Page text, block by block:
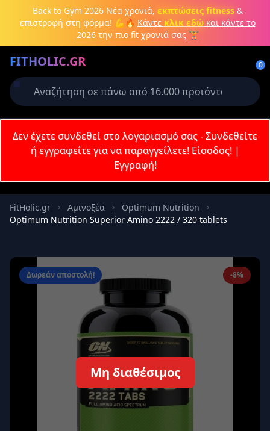
Μετάβαση στο κύριο περιεχόμενο
Back to Gym 2026Νέα χρονιά, εκπτώσεις fitness&
επιστροφή στη φόρμα! 💪🔥 Κάντε κλικ εδώκαι κάντε το
2026 την πιο fit χρονιά σας 🏋️
FITHOLIC.GR 0
Πρωτεΐνες Pre-Workout Aμινοξέα Καύση λίπους
Δεν έχετε συνδεθεί στο λογαριασμό σας - Συνδεθείτε
ή εγγραφείτε για να παραγγείλετε! Είσοδος!|
Εγγραφή!
FitHolic.gr Aμινοξέα
Optimum Nutrition
Optimum Nutrition Superior Amino 2222 / 320 tablets
Δωρεάν αποστολή! -8%
Μη διαθέσιμος
Δημιουργήστε λογαριασμό ή
Απαιτείται για την ολοκλήρωση της
παραγγελίας σας
Σύνδεση Εγγραφή
Κωδικός
Απομνημόνευση Ξεχάσατε τον κωδικό σας;
Σύνδεση
Δεν έχετε λογαριασμό; Εγγραφείτε εδώ
Ασφαλής σύνδεση